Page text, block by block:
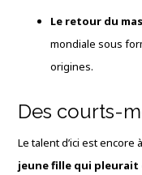
Le retour du
mondiale sous
origines.
Des courts-
Le talent d’ici est encore
jeune fille qui pleurait